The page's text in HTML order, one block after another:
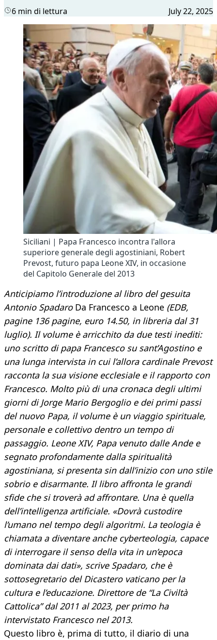
6 min di lettura July 22, 2025
Siciliani | Papa Francesco incontra l'allora
superiore generale degli agostiniani, Robert
Prevost, futuro papa Leone XIV, in occasione
del Capitolo Generale del 2013
Anticipiamo l’introduzione al libro del gesuita
Antonio SpadaroDa Francesco a Leone (EDB,
pagine 136 pagine, euro 14.50, in libreria dal 31
luglio). Il volume è arricchito da due testi inediti:
uno scritto di papa Francesco su sant’Agostino e
una lunga intervista in cui l’allora cardinale Prevost
racconta la sua visione ecclesiale e il rapporto con
Francesco. Molto più di una cronaca degli ultimi
giorni di Jorge Mario Bergoglio e dei primi passi
del nuovo Papa, il volume è un viaggio spirituale,
personale e collettivo dentro un tempo di
passaggio. Leone XIV, Papa venuto dalle Ande e
segnato profondamente dalla spiritualità
agostiniana, si presenta sin dall’inizio con uno stile
sobrio e disarmante. Il libro affronta le grandi
sfide che si troverà ad affrontare. Una è quella
dell’intelligenza artificiale. «Dovrà custodire
l’umano nel tempo degli algoritmi. La teologia è
chiamata a diventare anche cyberteologia, capace
di interrogare il senso della vita in un’epoca
dominata dai dati», scrive Spadaro, che è
sottosegretario del Dicastero vaticano per la
cultura e l’educazione. Direttore de “La Civiltà
Cattolica” dal 2011 al 2023, per primo ha
intervistato Francesco nel 2013.
Questo libro è, prima di tutto, il diario di una